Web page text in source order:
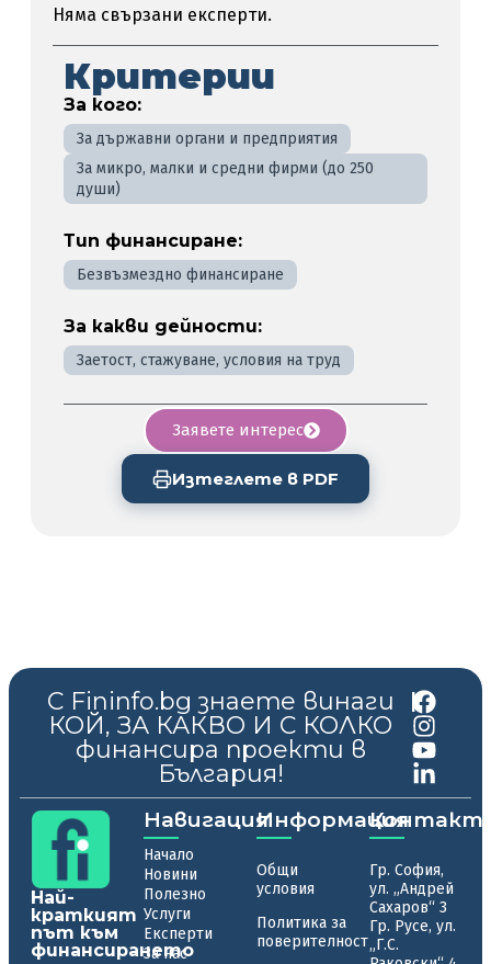
Няма свързани експерти.
Критерии
За кого:
За държавни органи и предприятия
За микро, малки и средни фирми (до 250
души)
Тип финансиране:
Безвъзмездно финансиране
За какви дейности:
Заетост, стажуване, условия на труд
Заявете интерес
Изтеглете в PDF
С Fininfo.bg знаете винаги
КОЙ, ЗА КАКВО И С КОЛКО
финансира проекти в
България!
|
Най-
краткият
път към
финансирането
Навигация
Начало
Новини
Полезно
Услуги
Експерти
За нас
Информация
Общи
условия
Политика за
поверителност
Гр. София,
ул. „Андрей
Сахаров“ 3
Гр. Русе, ул.
„Г.С.